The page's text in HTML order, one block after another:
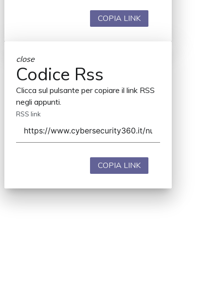
COPIA LINK
close
Codice Rss
Clicca sul pulsante per copiare il link RSS
negli appunti.
RSS link
COPIA LINK